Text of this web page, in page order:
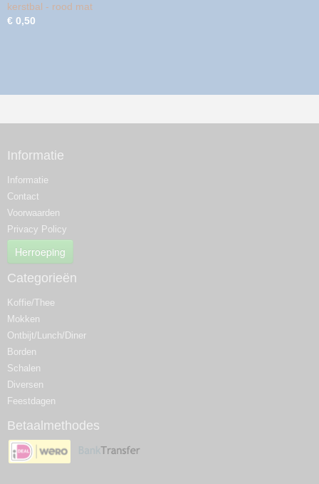
kerstbal - rood mat
€ 0,50
Informatie
Informatie
Contact
Voorwaarden
Privacy Policy
Herroeping
Categorieën
Koffie/Thee
Mokken
Ontbijt/Lunch/Diner
Borden
Schalen
Diversen
Feestdagen
Betaalmethodes